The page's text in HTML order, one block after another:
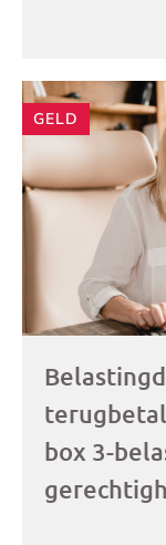
GELD
box 3-